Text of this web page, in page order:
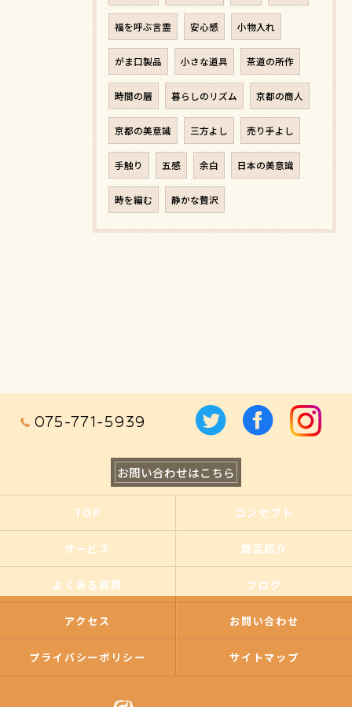
福を呼ぶ言霊 安心感 小物入れ
がま口製品 小さな道具 茶道の所作
時間の層 暮らしのリズム 京都の商人
京都の美意識 三方よし 売り手よし
手触り 五感 余白 日本の美意識
時を編む 静かな贅沢
075-771-5939
お問い合わせはこちら
TOP コンセプト
サービス 商品紹介
よくある質問 ブログ
アクセス お問い合わせ
プライバシーポリシー サイトマップ